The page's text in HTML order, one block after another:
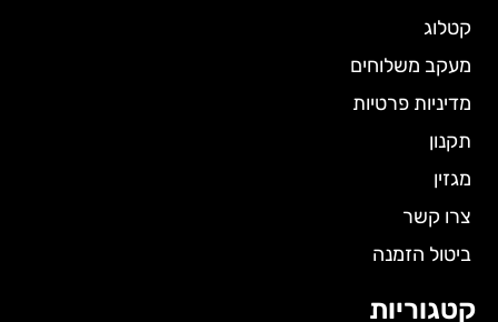
קטלוג
מעקב משלוחים
מדיניות פרטיות
תקנון
מגזין
צרו קשר
ביטול הזמנה
קטגוריות